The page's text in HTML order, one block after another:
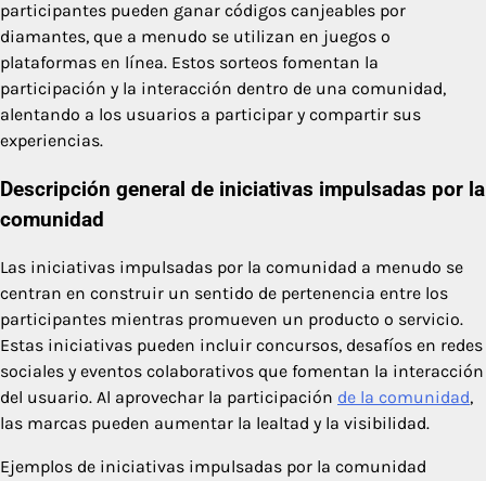
participantes pueden ganar códigos canjeables por
diamantes, que a menudo se utilizan en juegos o
plataformas en línea. Estos sorteos fomentan la
participación y la interacción dentro de una comunidad,
alentando a los usuarios a participar y compartir sus
experiencias.
Descripción general de iniciativas impulsadas por la
comunidad
Las iniciativas impulsadas por la comunidad a menudo se
centran en construir un sentido de pertenencia entre los
participantes mientras promueven un producto o servicio.
Estas iniciativas pueden incluir concursos, desafíos en redes
sociales y eventos colaborativos que fomentan la interacción
del usuario. Al aprovechar la participación de la comunidad,
las marcas pueden aumentar la lealtad y la visibilidad.
Ejemplos de iniciativas impulsadas por la comunidad